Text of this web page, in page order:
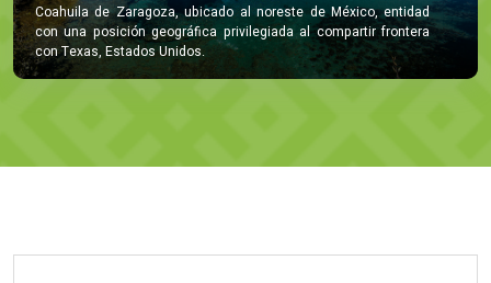
Coahuila de Zaragoza, ubicado al noreste de México, entidad
con una posición geográfica privilegiada al compartir frontera
con Texas, Estados Unidos.